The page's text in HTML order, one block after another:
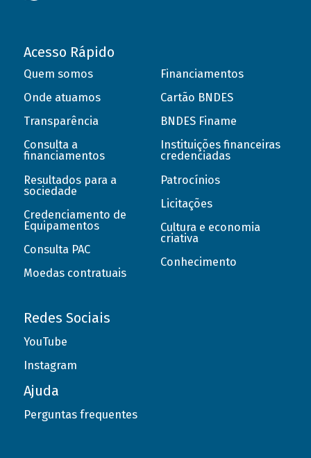
Acesso Rápido
Quem somos
Onde atuamos
Transparência
Consulta a
financiamentos
Resultados para a
sociedade
Credenciamento de
Equipamentos
Consulta PAC
Moedas contratuais
Financiamentos
Cartão BNDES
BNDES Finame
Instituições financeiras
credenciadas
Patrocínios
Licitações
Cultura e economia
criativa
Conhecimento
Redes Sociais
YouTube
Instagram
Ajuda
Perguntas frequentes